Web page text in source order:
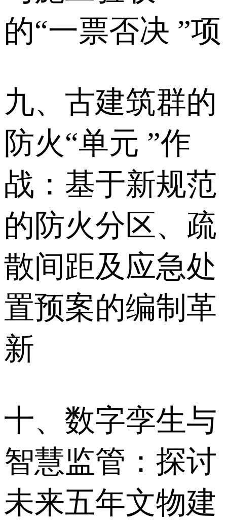
的“一票否决 ”项
九、古建筑群的
防火“单元 ”作
战：基于新规范
的防火分区、疏
散间距及应急处
置预案的编制革
新
十、数字孪生与
智慧监管：探讨
未来五年文物建